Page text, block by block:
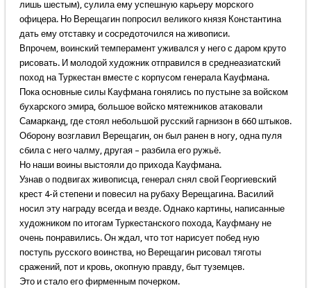
лишь шестым), сулила ему успешную карьеру морского
офицера. Но Верещагин попросил великого князя Константина
дать ему отставку и сосредоточился на живописи.
Впрочем, воинский темперамент уживался у него с даром круто
рисовать. И молодой художник отправился в среднеазиатский
поход на Туркестан вместе с корпусом генерала Кауфмана.
Пока основные силы Кауфмана гонялись по пустыне за войском
бухарского эмира, большое войско мятежников атаковали
Самарканд, где стоял небольшой русский гарнизон в 660 штыков.
Оборону возглавил Верещагин, он был ранен в ногу, одна пуля
сбила с него чалму, другая – разбила его ружьё.
Но наши воины выстояли до прихода Кауфмана.
Узнав о подвигах живописца, генерал снял свой Георгиевский
крест 4-й степени и повесил на рубаху Верещагина. Василий
носил эту награду всегда и везде. Однако картины, написанные
художником по итогам Туркестанского похода, Кауфману не
очень понравились. Он ждал, что тот нарисует побед ную
поступь русского воинства, но Верещагин рисовал тяготы
сражений, пот и кровь, окопную правду, быт туземцев.
Это и стало его фирменным почерком.